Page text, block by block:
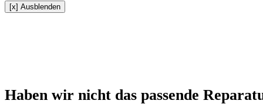
[x] Ausblenden
Haben wir nicht das passende